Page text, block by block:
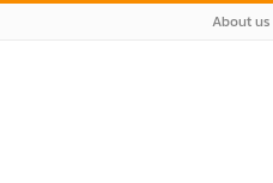
About us